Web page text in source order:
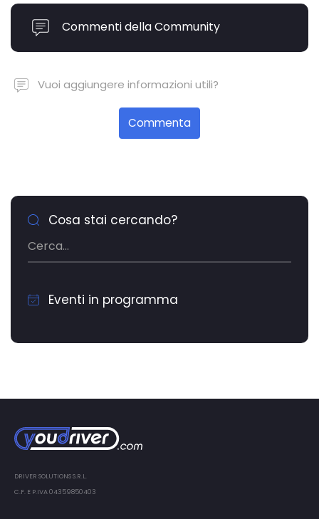
Commenti della Community
Vuoi aggiungere informazioni utili?
Commenta
Cosa stai cercando?
Eventi in programma
DRIVER SOLUTIONS S.R.L.
C.F. E P.IVA 04359850403